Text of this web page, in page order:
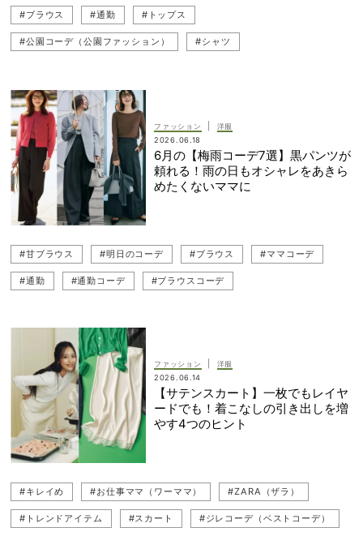
#ブラウス #通勤 #トップス
#公園コーデ（公園ファッション） #シャツ
ファッション
洋服
2026.06.18
6月の【梅雨コーデ7選】黒パンツが
頼れる！雨の日もオシャレをあきら
めたくないママに
#甘ブラウス #明日のコーデ #ブラウス #ママコーデ
#通勤 #通勤コーデ #ブラウスコーデ
ファッション
洋服
2026.06.14
【サテンスカート】一枚でもレイヤ
ードでも！着こなしの引き出しを増
やす4つのヒント
#キレイめ #お仕事ママ（ワーママ） #ZARA（ザラ）
#トレンドアイテム #スカート #ジレコーデ（ベストコーデ）